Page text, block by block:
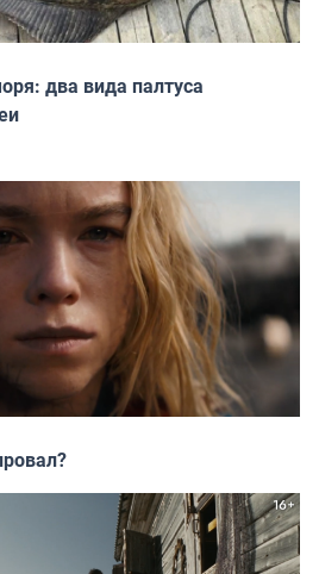
два вида палтуса